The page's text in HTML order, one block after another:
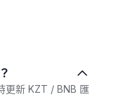
更新 KZT / BNB 匯